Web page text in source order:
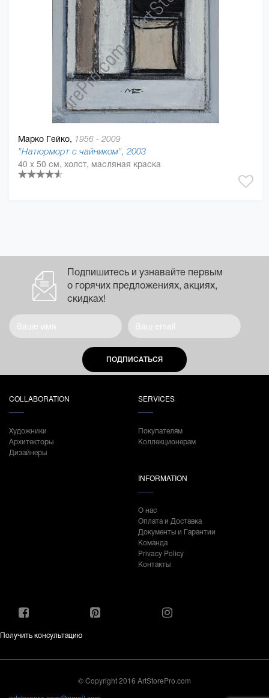
Марко Гейко, 1956 - 2009
"Натюрморт с чайником", 2003
40 x 50 см, холст, масляная краска
Подпишитесь и узнавайте первым
о горячих предложениях, акциях,
скидках!
ПОДПИСАТЬСЯ
COLLABORATION
Художники
Архитекторы
Дизайнеры
SERVICES
Покупателям
Коллекционерам
INFORMATION
О нас
Оплата и Доставка
Документы и Гарантии
Команда
Privacy Policy
Контакты
Получить консультацию
© Copyright 2016 ArtStorePro.com